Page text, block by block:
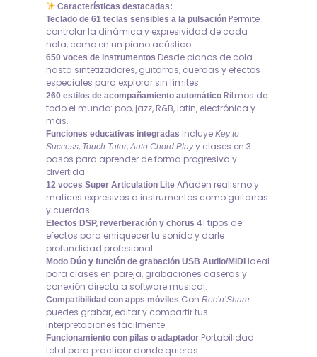
Características destacadas:
Teclado de 61 teclas sensibles a la pulsación Permite
controlar la dinámica y expresividad de cada
nota, como en un piano acústico.
650 voces de instrumentos Desde pianos de cola
hasta sintetizadores, guitarras, cuerdas y efectos
especiales para explorar sin límites.
260 estilos de acompañamiento automático Ritmos de
todo el mundo: pop, jazz, R&B, latin, electrónica y
más.
Funciones educativas integradas Incluye Key to
Success, Touch Tutor,Auto Chord Playy clases en 3
pasos para aprender de forma progresiva y
divertida.
12 voces Super Articulation Lite Añaden realismo y
matices expresivos a instrumentos como guitarras
y cuerdas.
Efectos DSP, reverberación y chorus 41 tipos de
efectos para enriquecer tu sonido y darle
profundidad profesional.
Modo Dúo y función de grabación USB Audio/MIDI Ideal
para clases en pareja, grabaciones caseras y
conexión directa a software musical.
Compatibilidad con apps móviles Con Rec’n’Share
puedes grabar, editar y compartir tus
interpretaciones fácilmente.
Funcionamiento con pilas o adaptador Portabilidad
total para practicar donde quieras.